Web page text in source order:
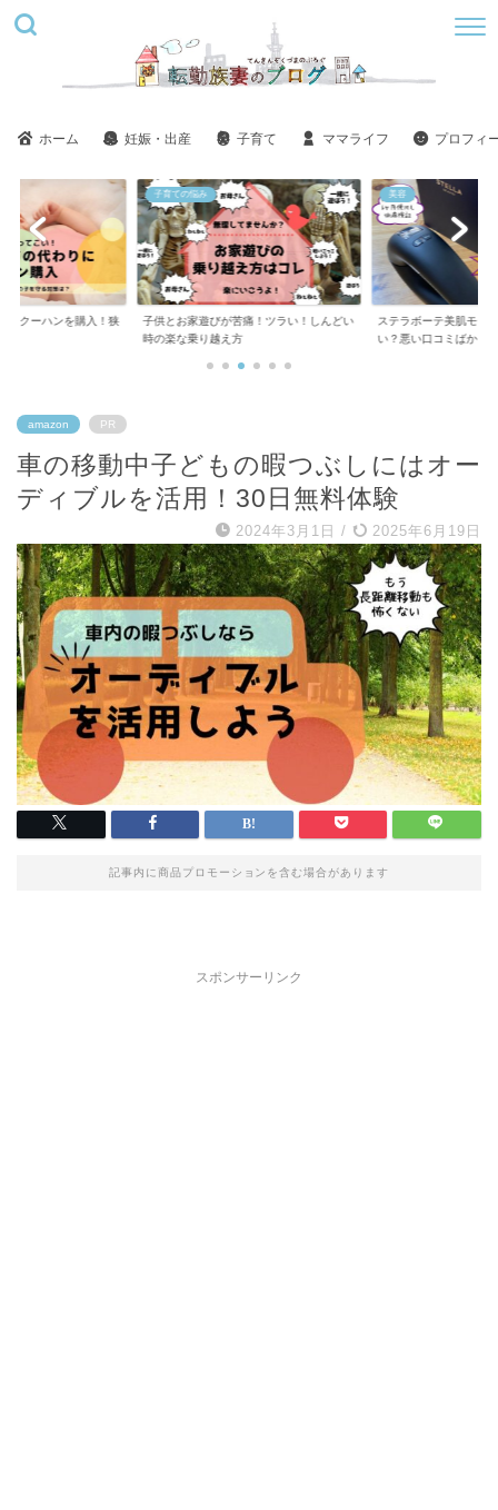
ホーム 妊娠・出産 子育て ママライフ プロフィ
にクーハンを購入！狭
子育ての悩み
子供とお家遊びが苦痛！ツラい！しんどい
時の楽な乗り越え方
美容
ステラボーテ美肌モー
い？悪い口コミばかり...
amazon PR
車の移動中子どもの暇つぶしにはオー
ディブルを活用！30日無料体験
2024年3月1日 / 2025年6月19日
記事内に商品プロモーションを含む場合があります
スポンサーリンク